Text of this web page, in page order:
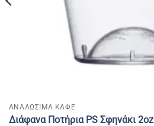
ΑΝΑΛΩΣΙΜΑ ΚΑΦΕ
Διάφανα Ποτήρια PS Σφηνάκι 2oz